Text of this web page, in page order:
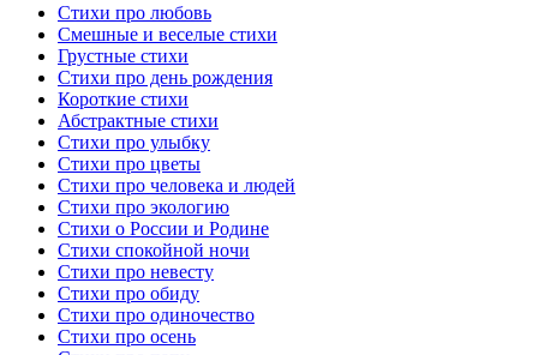
Стихи про любовь
Смешные и веселые стихи
Грустные стихи
Стихи про день рождения
Короткие стихи
Абстрактные стихи
Стихи про улыбку
Стихи про цветы
Стихи про человека и людей
Стихи про экологию
Стихи о России и Родине
Стихи спокойной ночи
Стихи про невесту
Стихи про обиду
Стихи про одиночество
Стихи про осень